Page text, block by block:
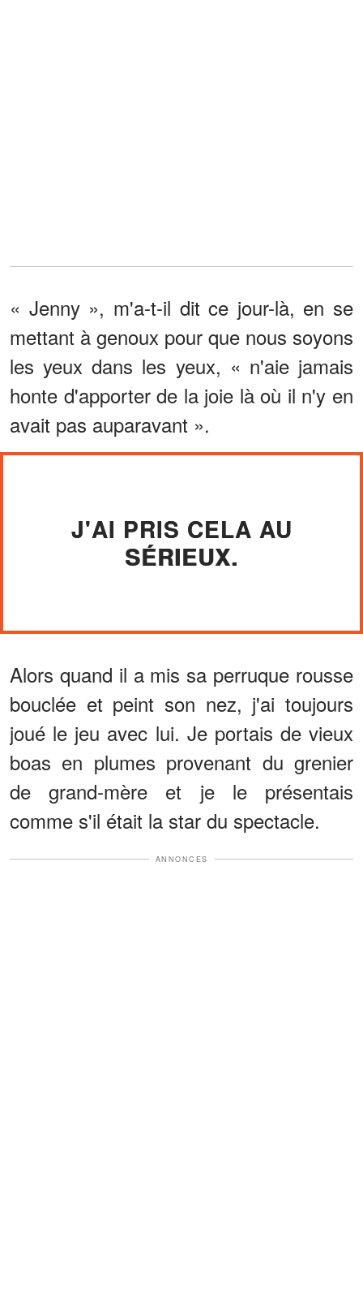
« Jenny », m'a-t-il dit ce jour-là, en se
mettant à genoux pour que nous soyons
les yeux dans les yeux, « n'aie jamais
honte d'apporter de la joie là où il n'y en
avait pas auparavant ».
J'AI PRIS CELA AU
SÉRIEUX.
Alors quand il a mis sa perruque rousse
bouclée et peint son nez, j'ai toujours
joué le jeu avec lui. Je portais de vieux
boas en plumes provenant du grenier
de grand-mère et je le présentais
comme s'il était la star du spectacle.
ANNONCES